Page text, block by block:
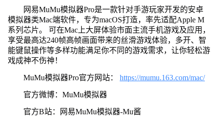
网易MuMu模拟器Pro是一款针对手游玩家开发的安卓
模拟器类Mac端软件，专为macOS打造，率先适配Apple M
系列芯片。 可在Mac上大屏体验市面主流手机游戏及应用，
享受最高达240帧高帧画面带来的丝滑游戏体验，多开、智
能键鼠操作等多样功能满足你不同的游戏需求，让你轻松游
戏成神不伤神！
MuMu模拟器Pro官方网站： https://mumu.163.com/mac/
官方微博：MuMu模拟器
官方B站：网易MuMu模拟器-Mu酱